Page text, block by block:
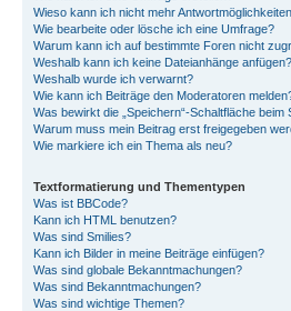
Wieso kann ich nicht mehr
Wie bearbeite oder lösche ich eine Umfrage?
Warum kann ich auf bestimmte Foren nicht
Weshalb kann ich keine Dateianhänge anfügen?
Weshalb wurde ich verwarnt?
Wie kann ich Beiträge den Moderatoren
Was bewirkt die „Speichern“-Schaltfläche
Warum muss mein Beitrag erst freigegeben
Wie markiere ich ein Thema als neu?
Textformatierung und Thementypen
Was ist BBCode?
Kann ich HTML benutzen?
Was sind Smilies?
Kann ich Bilder in meine Beiträge einfügen?
Was sind globale Bekanntmachungen?
Was sind Bekanntmachungen?
Was sind wichtige Themen?